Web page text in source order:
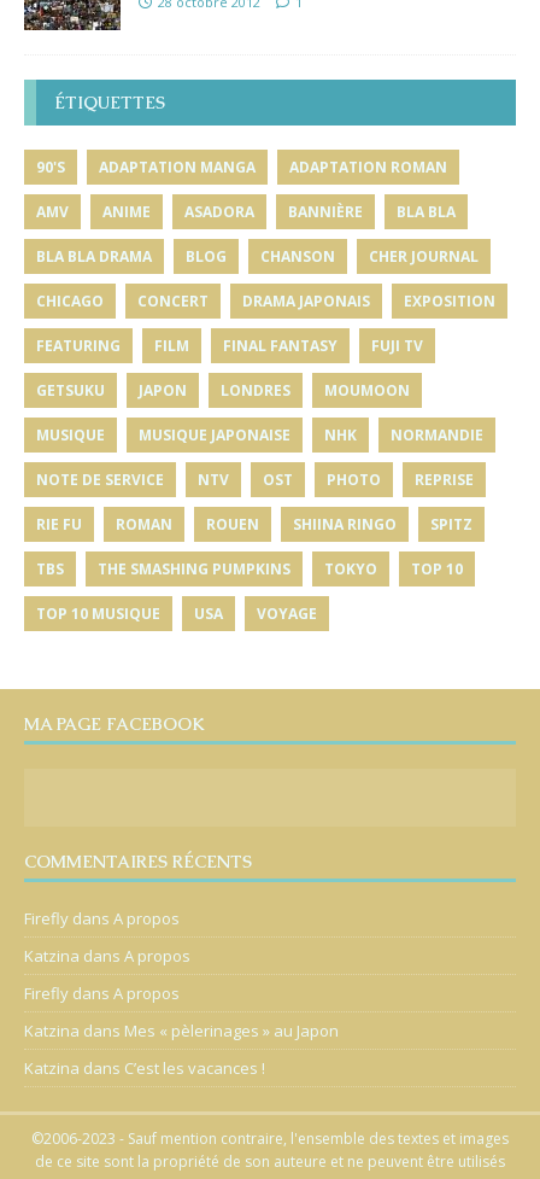
ÉTIQUETTES
90'S ADAPTATION MANGA ADAPTATION ROMAN
AMV ANIME ASADORA BANNIÈRE BLA BLA
BLA BLA DRAMA BLOG CHANSON CHER JOURNAL
CHICAGO CONCERT DRAMA JAPONAIS EXPOSITION
FEATURING FILM FINAL FANTASY FUJI TV
GETSUKU JAPON LONDRES MOUMOON
MUSIQUE MUSIQUE JAPONAISE NHK NORMANDIE
NOTE DE SERVICE NTV OST PHOTO REPRISE
RIE FU ROMAN ROUEN SHIINA RINGO SPITZ
TBS THE SMASHING PUMPKINS TOKYO TOP 10
TOP 10 MUSIQUE USA VOYAGE
MA PAGE FACEBOOK
COMMENTAIRES RÉCENTS
Firefly dans A propos
Katzina dans A propos
Firefly dans A propos
Katzina dans Mes « pèlerinages » au Japon
Katzina dans C’est les vacances !
©2006-2023 - Sauf mention contraire, l'ensemble des textes et images
de ce site sont la propriété de son auteure et ne peuvent être utilisés